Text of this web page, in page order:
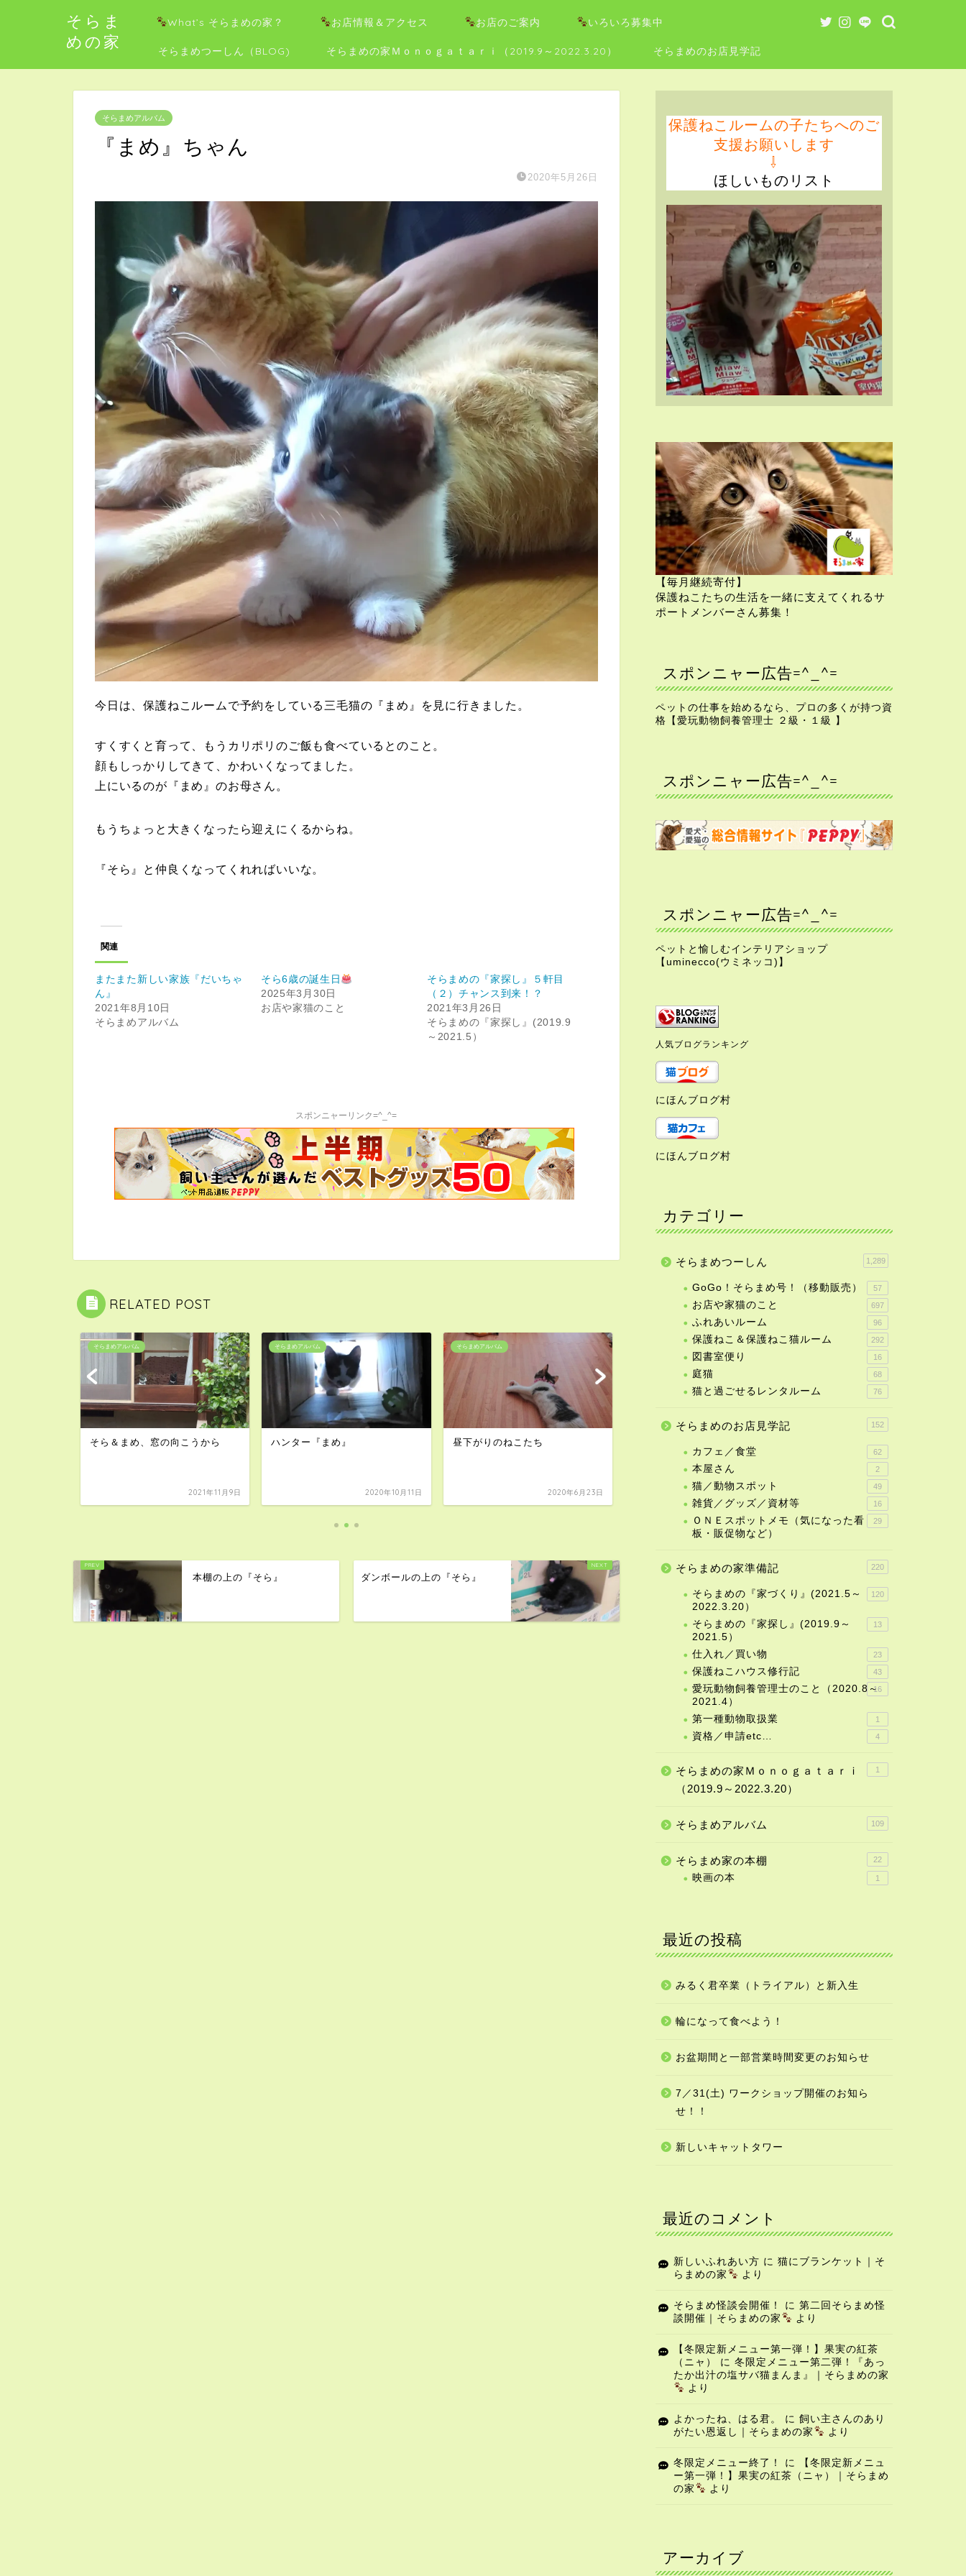
そらま
めの家
What’s そらまめの家？ お店情報＆アクセス お店のご案内 いろいろ募集中
そらまめつーしん（BLOG) そらまめの家Ｍｏｎｏｇａｔａｒｉ（2019.9～2022.3.20） そらまめのお店見学記
そらまめアルバム
『まめ』ちゃん
2020年5月26日
今日は、保護ねこルームで予約をしている三毛猫の『まめ』を見に行きました。
すくすくと育って、もうカリポリのご飯も食べているとのこと。
顔もしっかりしてきて、かわいくなってました。
上にいるのが『まめ』のお母さん。
もうちょっと大きくなったら迎えにくるからね。
『そら』と仲良くなってくれればいいな。
関連
またまた新しい家族『だいちゃ
ん』
2021年8月10日
そらまめアルバム
そら6歳の誕生日
2025年3月30日
お店や家猫のこと
そらまめの『家探し』５軒目
（２）チャンス到来！？
2021年3月26日
そらまめの『家探し』(2019.9
～2021.5）
スポンニャーリンク=^_^=
RELATED POST
そらまめアルバム
そら＆まめ、窓の向こうから
2021年11月9日
そらまめアルバム
ハンター『まめ』
2020年10月11日
そらまめアルバム
昼下がりのねこたち
2020年6月23日 2021年11月9日
本棚の上の『そら』 ダンボールの上の『そら』
保護ねこルームの子たちへのご
支援お願いします
⇩
ほしいものリスト
【毎月継続寄付】
保護ねこたちの生活を一緒に支えてくれるサ
ポートメンバーさん募集！
スポンニャー広告=^_^=
ペットの仕事を始めるなら、プロの多くが持つ資
格【愛玩動物飼養管理士 ２級・１級 】
スポンニャー広告=^_^=
スポンニャー広告=^_^=
ペットと愉しむインテリアショップ
【uminecco(ウミネッコ)】
人気ブログランキング
にほんブログ村
にほんブログ村
カテゴリー
そらまめつーしん 1,289
GoGo！そらまめ号！（移動販売） 57
お店や家猫のこと 697
ふれあいルーム 96
保護ねこ＆保護ねこ猫ルーム 292
図書室便り 16
庭猫 68
猫と過ごせるレンタルーム 76
そらまめのお店見学記 152
カフェ／食堂 62
本屋さん 2
猫／動物スポット 49
雑貨／グッズ／資材等 16
ＯＮＥスポットメモ（気になった看
板・販促物など）
29
そらまめの家準備記 220
そらまめの『家づくり』(2021.5～
2022.3.20）
120
そらまめの『家探し』(2019.9～
2021.5）
13
仕入れ／買い物 23
保護ねこハウス修行記 43
愛玩動物飼養管理士のこと（2020.8～
2021.4）
16
第一種動物取扱業 1
資格／申請etc… 4
そらまめの家Ｍｏｎｏｇａｔａｒｉ
（2019.9～2022.3.20）
1
そらまめアルバム 109
そらまめ家の本棚 22
映画の本 1
最近の投稿
みるく君卒業（トライアル）と新入生
輪になって食べよう！
お盆期間と一部営業時間変更のお知らせ
7／31(土) ワークショップ開催のお知ら
せ！！
新しいキャットタワー
最近のコメント
新しいふれあい方 に 猫にブランケット｜そ
らまめの家
より
そらまめ怪談会開催！ に 第二回そらまめ怪
談開催｜そらまめの家
より
【冬限定新メニュー第一弾！】果実の紅茶
（ニャ）
に 冬限定メニュー第二弾！『あっ
たか出汁の塩サバ猫まんま』｜そらまめの家
より
よかったね、はる君。 に 飼い主さんのあり
がたい恩返し｜そらまめの家
より
冬限定メニュー終了！ に
【冬限定新メニュ
ー第一弾！】果実の紅茶（ニャ）｜そらまめ
の家
より
アーカイブ